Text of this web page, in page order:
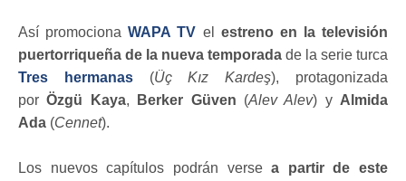
Así promocionaWAPA TV el estreno en la televisión
puertorriqueña de la nueva temporada de la serie turca
Tres hermanas(Üç Kız Kardeş), protagonizada
porÖzgü Kaya, Berker Güven (Alev Alev) y Almida
Ada (Cennet).
Los nuevos capítulos podrán versea partir de este